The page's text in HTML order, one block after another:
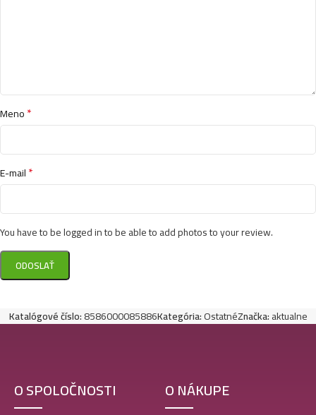
Meno*
E-mail*
You have to be logged in to be able to add photos to your review.
Katalógové číslo:8586000085886Kategória:OstatnéZnačka:aktualne
O SPOLOČNOSTI O NÁKUPE